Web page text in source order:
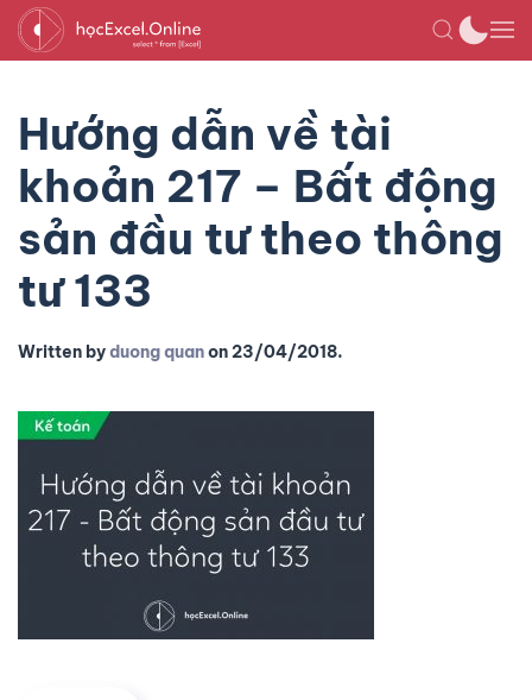
Hướng dẫn về tài
khoản 217 – Bất động
sản đầu tư theo thông
tư 133
Written byduong quanon23/04/2018.